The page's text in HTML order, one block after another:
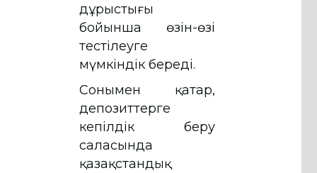
дұрыстығы
бойынша өзін-өзі
тестілеуге
мүмкіндік береді.
Сонымен қатар,
депозиттерге
кепілдік беру
саласында
қазақстандық